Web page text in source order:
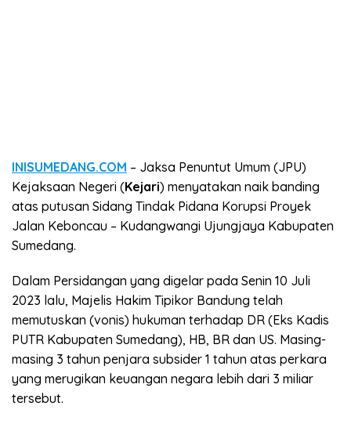
INISUMEDANG.COM – Jaksa Penuntut Umum (JPU)
Kejaksaan Negeri (Kejari) menyatakan naik banding
atas putusan Sidang Tindak Pidana Korupsi Proyek
Jalan Keboncau – Kudangwangi Ujungjaya Kabupaten
Sumedang.
Dalam Persidangan yang digelar pada Senin 10 Juli
2023 lalu, Majelis Hakim Tipikor Bandung telah
memutuskan (vonis) hukuman terhadap DR (Eks Kadis
PUTR Kabupaten Sumedang), HB, BR dan US. Masing-
masing 3 tahun penjara subsider 1 tahun atas perkara
yang merugikan keuangan negara lebih dari 3 miliar
tersebut.